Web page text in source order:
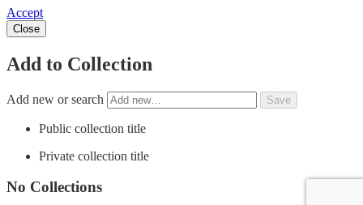
Accept
Close
Add to Collection
Add new or search
Public collection title
Private collection title
No Collections